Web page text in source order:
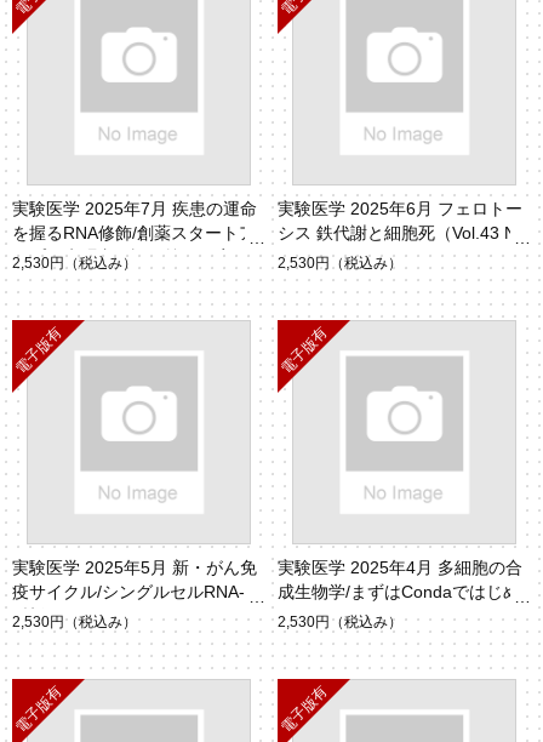
実験医学 2025年7月 疾患の運命
を握るRNA修飾/創薬スタートア
ップの先駆者が語る掟と現実（V
ol.43 No.11）
2,530円 （税込み）
実験医学 2025年6月 フェロトー
シス 鉄代謝と細胞死（Vol.43 No.
9）
2,530円 （税込み）
実験医学 2025年5月 新・がん免
疫サイクル/シングルセルRNA-se
q技術（Vol.43 No.8）
2,530円 （税込み）
実験医学 2025年4月 多細胞の合
成生物学/まずはCondaではじめ
よう （Vol.43 No.6）
2,530円 （税込み）